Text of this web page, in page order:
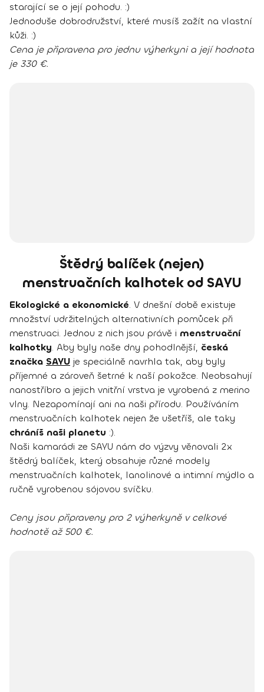
starající se o její pohodu. :)
Jednoduše dobrodružství, které musíš zažít na vlastní
kůži. :)
Cena je připravena pro jednu výherkyni a její hodnota
je 330 €.
Štědrý balíček (nejen)
menstruačních kalhotek od SAYU
Ekologické a ekonomické. V dnešní době existuje
množství udržitelných alternativních pomůcek při
menstruaci. Jednou z nich jsou právě i menstruační
kalhotky. Aby byly naše dny pohodlnější, česká
značka SAYU je speciálně navrhla tak, aby byly
příjemné a zároveň šetrné k naší pokožce. Neobsahují
nanostříbro a jejich vnitřní vrstva je vyrobená z merino
vlny. Nezapomínají ani na naši přírodu. Používáním
menstruačních kalhotek nejen že ušetříš, ale taky
chráníš naši planetu :).
Naši kamarádi ze SAYU nám do výzvy věnovali 2x
štědrý balíček, který obsahuje různé modely
menstruačních kalhotek, lanolinové a intimní mýdlo a
ručně vyrobenou sójovou svíčku.
Ceny jsou připraveny pro 2 výherkyně v celkové
hodnotě až 500 €.